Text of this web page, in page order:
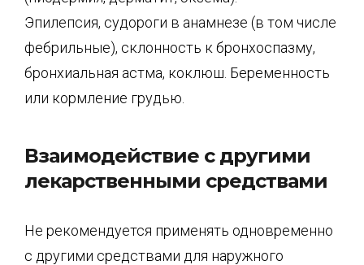
Эпилепсия, судороги в анамнезе (в том числе
фебрильные), склонность к бронхоспазму,
бронхиальная астма, коклюш. Беременность
или кормление грудью.
Взаимодействие с другими
лекарственными средствами
Не рекомендуется применять одновременно
с другими средствами для наружного